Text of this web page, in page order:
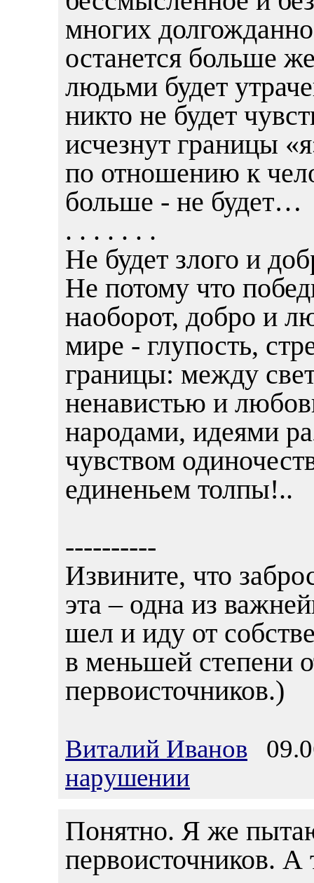
многих
останется больше
людьми будет
никто не будет
исчезнут границы
по отношению к
больше - не будет…
. . . . . . .
Не будет злого и
Не потому что
наоборот, добро и
мире - глупость,
границы: между
ненавистью и
народами, идеями
чувством
единеньем толпы!..
----------
Извините, что
эта – одна из
шел и иду от
в меньшей степени
первоисточников.)
Виталий Иванов
нарушении
Понятно. Я же
первоисточников. А